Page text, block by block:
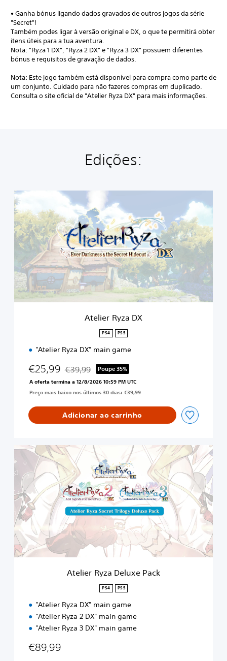
• Ganha bónus ligando dados gravados de outros jogos da série
"Secret"!
Também podes ligar à versão original e DX, o que te permitirá obter
itens úteis para a tua aventura.
Nota: "Ryza 1 DX", "Ryza 2 DX" e "Ryza 3 DX" possuem diferentes
bónus e requisitos de gravação de dados.
Nota: Este jogo também está disponível para compra como parte de
um conjunto. Cuidado para não fazeres compras em duplicado.
Consulta o site oficial de "Atelier Ryza DX" para mais informações.
Edições:
A
t
e
l
i
y
z
D
Atelier Ryza DX
PS4 PS5
"Atelier Ryza DX" main game
€25,99 Com desconto em relação ao preço original de
€39,99 Poupe 35%
A oferta termina a 12/8/2026 10:59 PM UTC
Preço mais baixo nos últimos 30 dias: €39,99
Adicionar ao carrinho
A
t
e
i
e
R
y
z
a
D
Atelier Ryza Deluxe Pack
PS4 PS5
"Atelier Ryza DX" main game
"Atelier Ryza 2 DX" main game
"Atelier Ryza 3 DX" main game
€89,99